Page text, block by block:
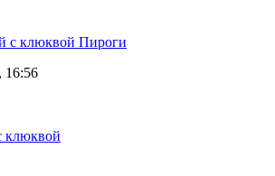
Пироги
16:56
клюквой